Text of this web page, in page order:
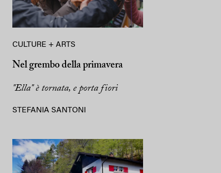
CULTURE + ARTS
Nel grembo della primavera
"Ella" è tornata, e porta fiori
STEFANIA SANTONI